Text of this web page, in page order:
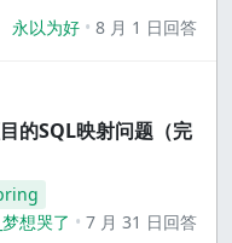
永以为好 8 月 1 日回答
SQL映射问题（完
想哭了
7 月 31 日回答